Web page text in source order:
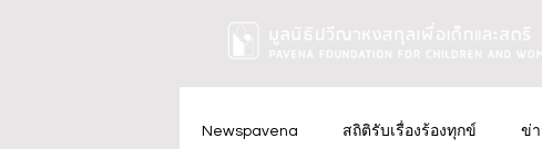
Newspavena สถิติรับเรื่องร้องทุกข์ ข่า